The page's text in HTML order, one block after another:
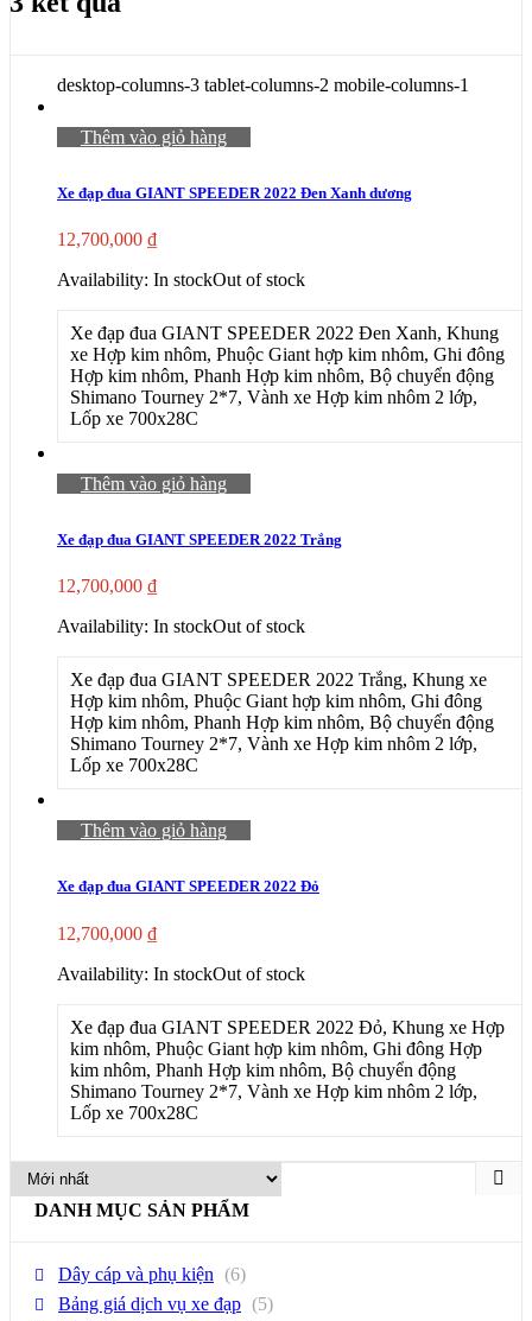
desktop-columns-3 tablet-columns-2 mobile-columns-1
Thêm vào giỏ hàng
Xe đạp đua GIANT SPEEDER 2022 Đen Xanh dương
12,700,000 ₫
Availability: In stockOut of stock
Xe đạp đua GIANT SPEEDER 2022 Đen Xanh, Khung
xe Hợp kim nhôm, Phuộc Giant hợp kim nhôm, Ghi đông
Hợp kim nhôm, Phanh Hợp kim nhôm, Bộ chuyển động
Shimano Tourney 2*7, Vành xe Hợp kim nhôm 2 lớp,
Lốp xe 700x28C
Thêm vào giỏ hàng
Xe đạp đua GIANT SPEEDER 2022 Trắng
12,700,000 ₫
Availability: In stockOut of stock
Xe đạp đua GIANT SPEEDER 2022 Trắng, Khung xe
Hợp kim nhôm, Phuộc Giant hợp kim nhôm, Ghi đông
Hợp kim nhôm, Phanh Hợp kim nhôm, Bộ chuyển động
Shimano Tourney 2*7, Vành xe Hợp kim nhôm 2 lớp,
Lốp xe 700x28C
Thêm vào giỏ hàng
Xe đạp đua GIANT SPEEDER 2022 Đỏ
12,700,000 ₫
Availability: In stockOut of stock
Xe đạp đua GIANT SPEEDER 2022 Đỏ, Khung xe Hợp
kim nhôm, Phuộc Giant hợp kim nhôm, Ghi đông Hợp
kim nhôm, Phanh Hợp kim nhôm, Bộ chuyển động
Shimano Tourney 2*7, Vành xe Hợp kim nhôm 2 lớp,
Lốp xe 700x28C
DANH MỤC SẢN PHẨM
Dây cáp và phụ kiện (6)
Bảng giá dịch vụ xe đạp (5)